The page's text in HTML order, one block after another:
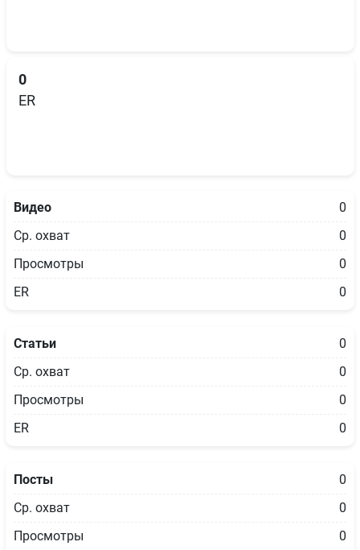
0
ER
Видео
0
Ср. охват
0
Просмотры
0
ER
0
Статьи
0
Ср. охват
0
Просмотры
0
ER
0
Посты
0
Ср. охват
0
Просмотры
0